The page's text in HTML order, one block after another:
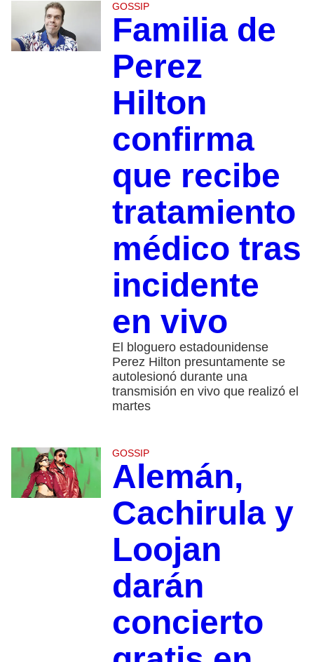
GOSSIP
Familia de
Perez
Hilton
confirma
que recibe
tratamiento
médico tras
incidente
en vivo
El bloguero estadounidense
Perez Hilton presuntamente se
autolesionó durante una
transmisión en vivo que realizó el
martes
GOSSIP
Alemán,
Cachirula y
Loojan
darán
concierto